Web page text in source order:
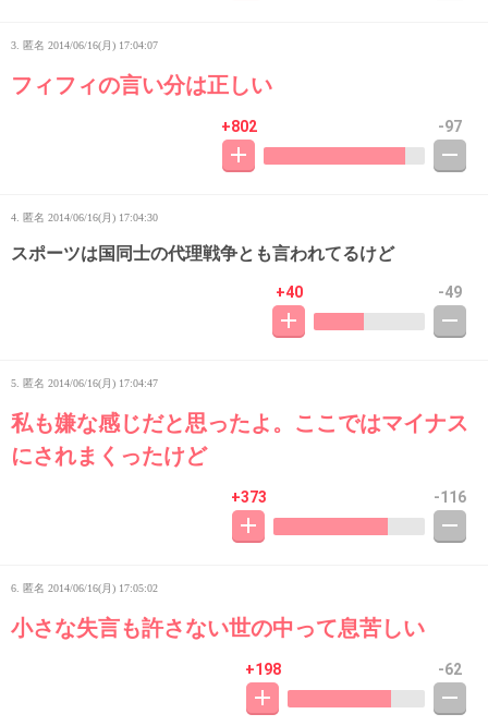
3. 匿名 2014/06/16(月) 17:04:07
フィフィの言い分は正しい
+802 -97
4. 匿名 2014/06/16(月) 17:04:30
スポーツは国同士の代理戦争とも言われてるけど
+40 -49
5. 匿名 2014/06/16(月) 17:04:47
私も嫌な感じだと思ったよ。ここではマイナス
にされまくったけど
+373 -116
6. 匿名 2014/06/16(月) 17:05:02
小さな失言も許さない世の中って息苦しい
+198 -62